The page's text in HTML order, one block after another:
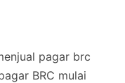
pagar brc
BRC mulai